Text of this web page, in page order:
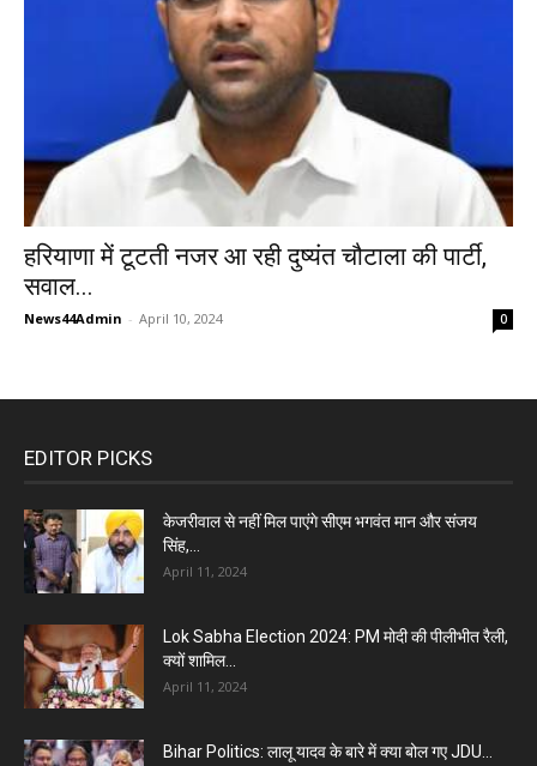
हरियाणा में टूटती नजर आ रही दुष्यंत चौटाला की पार्टी,
सवाल...
News44Admin - April 10, 2024 0
EDITOR PICKS
केजरीवाल से नहीं मिल पाएंगे सीएम भगवंत मान और संजय
सिंह,...
April 11, 2024
Lok Sabha Election 2024: PM मोदी की पीलीभीत रैली,
क्यों शामिल...
April 11, 2024
Bihar Politics: लालू यादव के बारे में क्या बोल गए JDU...